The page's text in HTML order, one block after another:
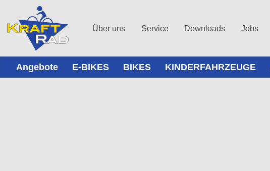
Über uns Service Downloads Jobs
Angebote E-BIKES BIKES KINDERFAHRZEUGE